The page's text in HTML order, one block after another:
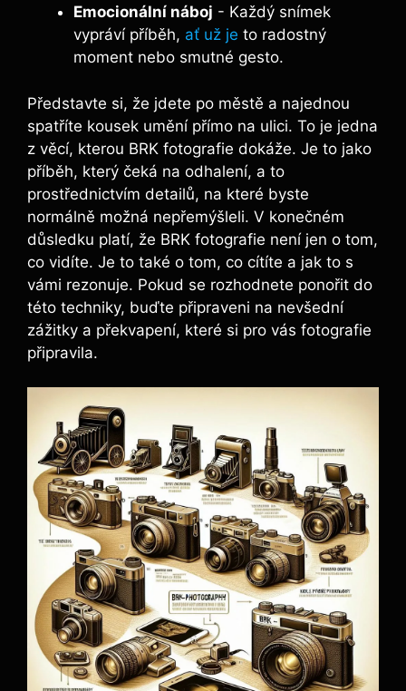
Emocionální náboj ​- Každý snímek
vypráví příběh, ať už je to⁢ radostný⁢
moment nebo smutné gesto.
Představte si, že jdete po⁣ městě ⁤a najednou
spatříte kousek ‌umění​ přímo na ⁣ulici. To⁢ je jedna⁣
z věcí, kterou BRK fotografie dokáže. Je to jako⁤
příběh, ⁤který ​čeká‌ na odhalení, a‌ to
prostřednictvím detailů, na které ⁢byste
⁤normálně možná ‌nepřemýšleli. V konečném
důsledku platí, že BRK‌ fotografie není ‌jen o tom,
co vidíte. Je ⁣to také ‍o tom, co cítíte ​a ‍jak to ⁣s
vámi⁤ rezonuje. Pokud⁣ se rozhodnete ponořit do
této ​techniky, buďte připraveni na nevšední
zážitky a překvapení,⁤ které si pro vás fotografie
⁤připravila.